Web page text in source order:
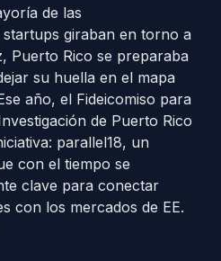
de las
giraban en torno a
Puerto Rico se preparaba
su huella en el mapa
año, el Fideicomiso para
de Puerto Rico
parallel18, un
con el tiempo se
clave para conectar
con los mercados de EE.